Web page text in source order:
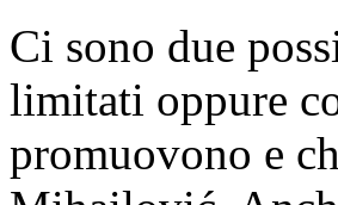
Ci sono due
limitati oppure
promuovono e